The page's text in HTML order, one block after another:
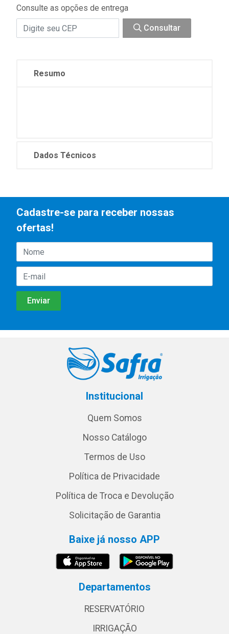
Consulte as opções de entrega
Consultar
Resumo
Dados Técnicos
Cadastre-se para receber nossas
ofertas!
Institucional
Quem Somos
Nosso Catálogo
Termos de Uso
Política de Privacidade
Política de Troca e Devolução
Solicitação de Garantia
Baixe já nosso APP
Departamentos
RESERVATÓRIO
IRRIGAÇÃO